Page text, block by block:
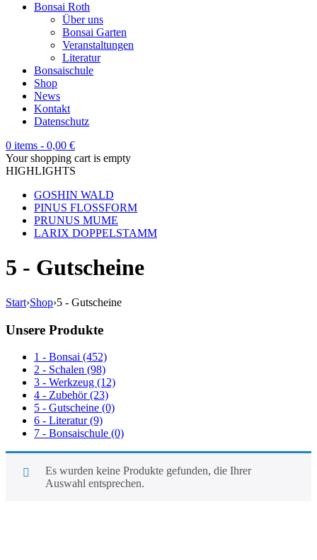
Bonsai Roth
Über uns
Bonsai Garten
Veranstaltungen
Literatur
Bonsaischule
Shop
News
Kontakt
Datenschutz
0 items - 0,00 €
Your shopping cart is empty
HIGHLIGHTS
GOSHIN WALD
PINUS FLOSSFORM
PRUNUS MUME
LARIX DOPPELSTAMM
5 - Gutscheine
Start›Shop›5 - Gutscheine
Unsere Produkte
1 - Bonsai (452)
2 - Schalen (98)
3 - Werkzeug (12)
4 - Zubehör (23)
5 - Gutscheine (0)
6 - Literatur (9)
7 - Bonsaischule (0)
Es wurden keine Produkte gefunden, die Ihrer
Auswahl entsprechen.